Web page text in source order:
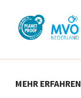
MEHR ERFAHREN